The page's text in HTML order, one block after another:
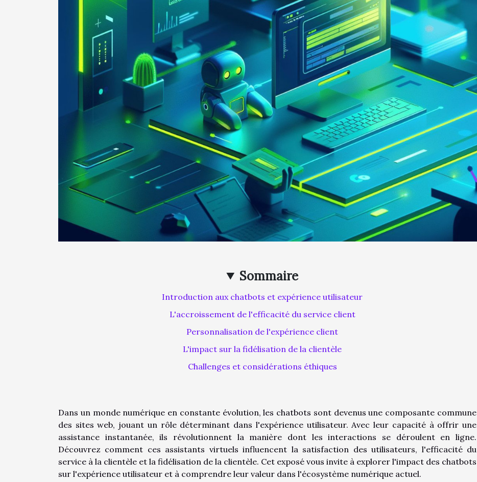
Sommaire
Introduction aux chatbots et expérience utilisateur
L'accroissement de l'efficacité du service client
Personnalisation de l'expérience client
L'impact sur la fidélisation de la clientèle
Challenges et considérations éthiques
Dans un monde numérique en constante évolution, les chatbots sont devenus une composante commune
des sites web, jouant un rôle déterminant dans l'expérience utilisateur. Avec leur capacité à offrir une
assistance instantanée, ils révolutionnent la manière dont les interactions se déroulent en ligne.
Découvrez comment ces assistants virtuels influencent la satisfaction des utilisateurs, l'efficacité du
service à la clientèle et la fidélisation de la clientèle. Cet exposé vous invite à explorer l'impact des chatbots
sur l'expérience utilisateur et à comprendre leur valeur dans l'écosystème numérique actuel.